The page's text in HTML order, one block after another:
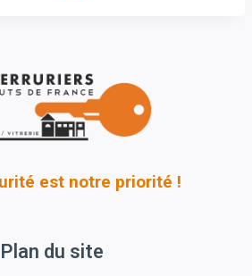
est notre priorité !
Plan du site